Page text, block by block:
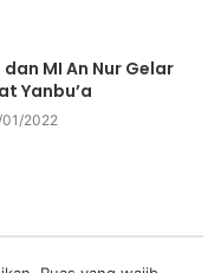
dan MI An Nur Gelar
Yanbu’a
01/2022